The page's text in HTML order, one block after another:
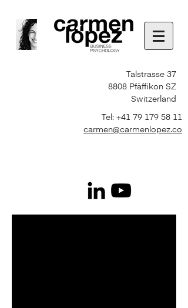
Talstrasse 37
8808 Pfäffikon SZ
Switzerland
Tel: +41 79 179 58 11
carmen@carmenlopez.co